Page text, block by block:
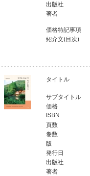
出版社
著者
価格特記事項
紹介文(目次)
タイトル
サブタイトル
価格
ISBN
頁数
巻数
版
発行日
出版社
著者